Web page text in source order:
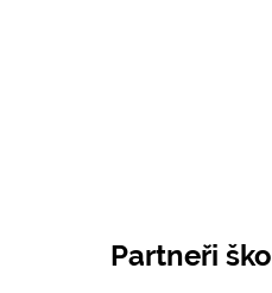
Partneři